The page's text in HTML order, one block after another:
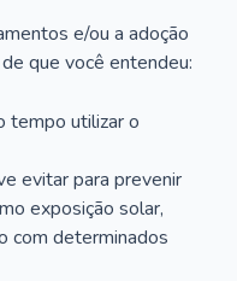
e/ou a adoção
que você entendeu:
tempo utilizar o
evitar para prevenir
exposição solar,
com determinados